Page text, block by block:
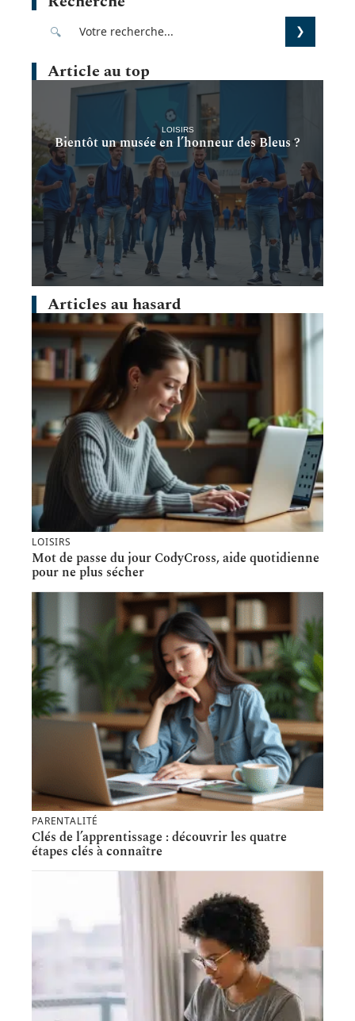
Article au top
LOISIRS
Bientôt un musée en l’honneur des Bleus ?
Articles au hasard
LOISIRS
Mot de passe du jour CodyCross, aide quotidienne
pour ne plus sécher
PARENTALITÉ
Clés de l’apprentissage : découvrir les quatre
étapes clés à connaître